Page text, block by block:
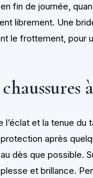
fin de journée,
librement. Une
le frottement, pour
l’éclat et la tenue
après
dès que possible.
et brillance.